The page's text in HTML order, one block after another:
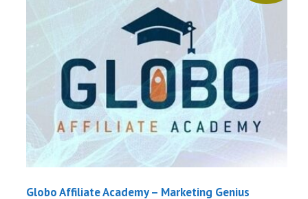
Globo Affiliate Academy – Marketing Genius